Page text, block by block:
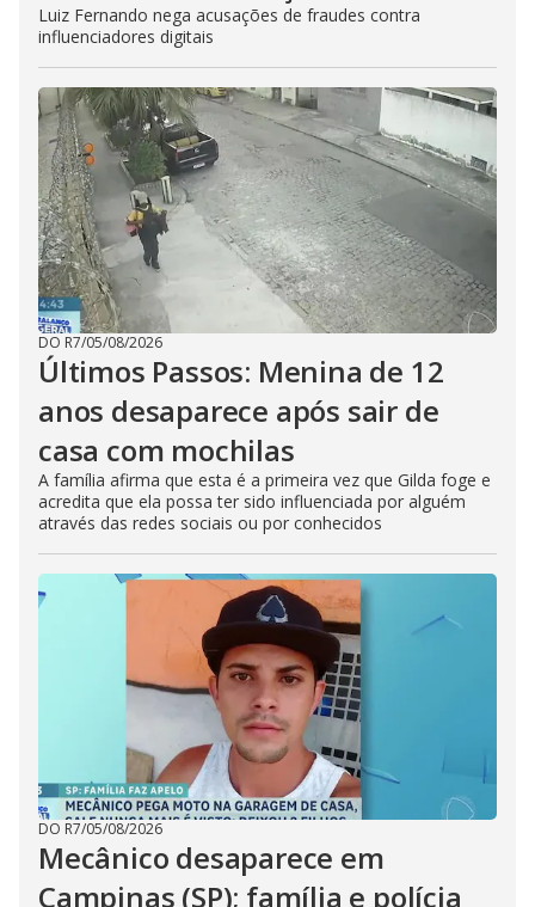
Luiz Fernando nega acusações de fraudes contra
influenciadores digitais
DO R7/05/08/2026
Últimos Passos: Menina de 12
anos desaparece após sair de
casa com mochilas
A família afirma que esta é a primeira vez que Gilda foge e
acredita que ela possa ter sido influenciada por alguém
através das redes sociais ou por conhecidos
DO R7/05/08/2026
Mecânico desaparece em
Campinas (SP); família e polícia